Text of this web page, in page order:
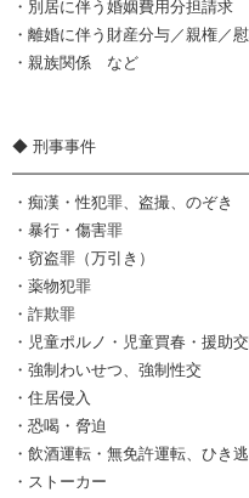
・別居に伴う婚姻費用分担請求
・離婚に伴う財産分与／親権／
・親族関係 など
◆ 刑事事件
・痴漢・性犯罪、盗撮、のぞき
・暴行・傷害罪
・窃盗罪（万引き）
・薬物犯罪
・詐欺罪
・児童ポルノ・児童買春・援助
・強制わいせつ、強制性交
・住居侵入
・恐喝・脅迫
・飲酒運転・無免許運転、ひき
・ストーカー